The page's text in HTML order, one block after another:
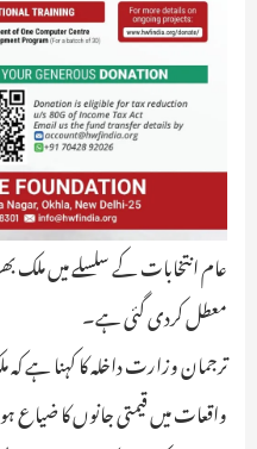
عام انتخابات کے سلسلے میں ملک
معطل کردی گئی ہے۔
ترجمان وزارت داخلہ کا کہنا ہے
واقعات میں قیمتی جانوں کا